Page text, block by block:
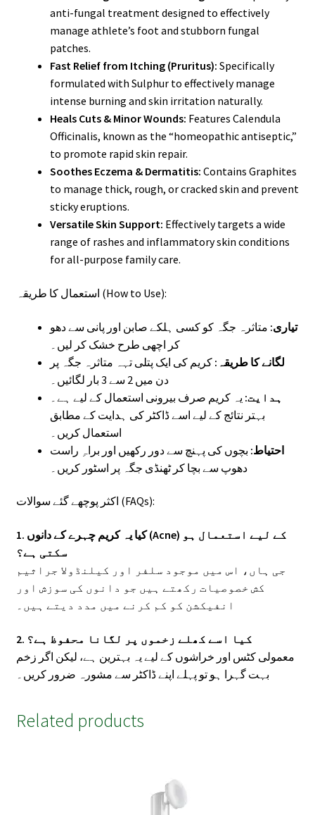
anti-fungal treatment designed to effectively
manage athlete’s foot and stubborn fungal
patches.
Fast Relief from Itching (Pruritus): Specifically
formulated with Sulphur to effectively manage
intense burning and skin irritation naturally.
Heals Cuts & Minor Wounds: Features Calendula
Officinalis, known as the “homeopathic antiseptic,”
to promote rapid skin repair.
Soothes Eczema & Dermatitis: Contains Graphites
to manage thick, rough, or cracked skin and prevent
sticky eruptions.
Versatile Skin Support: Effectively targets a wide
range of rashes and inflammatory skin conditions
for all-purpose family care.
استعمال کا طریقہ (How to Use):
تیاری: متاثرہ جگہ کو کسی ہلکے صابن اور پانی سے دھو
کر اچھی طرح خشک کر لیں۔
لگانے کا طریقہ: کریم کی ایک پتلی تہہ متاثرہ جگہ پر
دن میں 2 سے 3 بار لگائیں۔
ہدایت: یہ کریم صرف بیرونی استعمال کے لیے ہے۔
بہتر نتائج کے لیے اسے ڈاکٹر کی ہدایت کے مطابق
استعمال کریں۔
احتیاط: بچوں کی پہنچ سے دور رکھیں اور براہِ راست
دھوپ سے بچا کر ٹھنڈی جگہ پر اسٹور کریں۔
اکثر پوچھے گئے سوالات (FAQs):
1. کیا یہ کریم چہرے کے دانوں (Acne) کے لیے استعمال ہو
سکتی ہے؟
جی ہاں، اس میں موجود سلفر اور کیلنڈولا جراثیم
کش خصوصیات رکھتے ہیں جو دانوں کی سوزش اور
انفیکشن کو کم کرنے میں مدد دیتے ہیں۔
2. کیا اسے کھلے زخموں پر لگانا محفوظ ہے؟
معمولی کٹس اور خراشوں کے لیے یہ بہترین ہے، لیکن اگر زخم
بہت گہرا ہو تو پہلے اپنے ڈاکٹر سے مشورہ ضرور کریں۔
Related products